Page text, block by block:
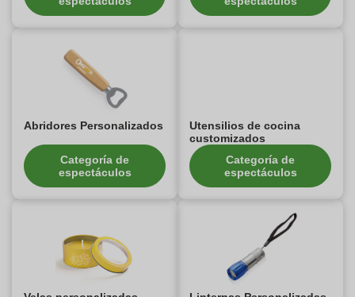
Abridores Personalizados
Categoría de
espectáculos
Utensilios de cocina
customizados
Categoría de
espectáculos